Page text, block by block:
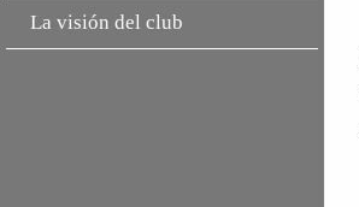
La visión del club